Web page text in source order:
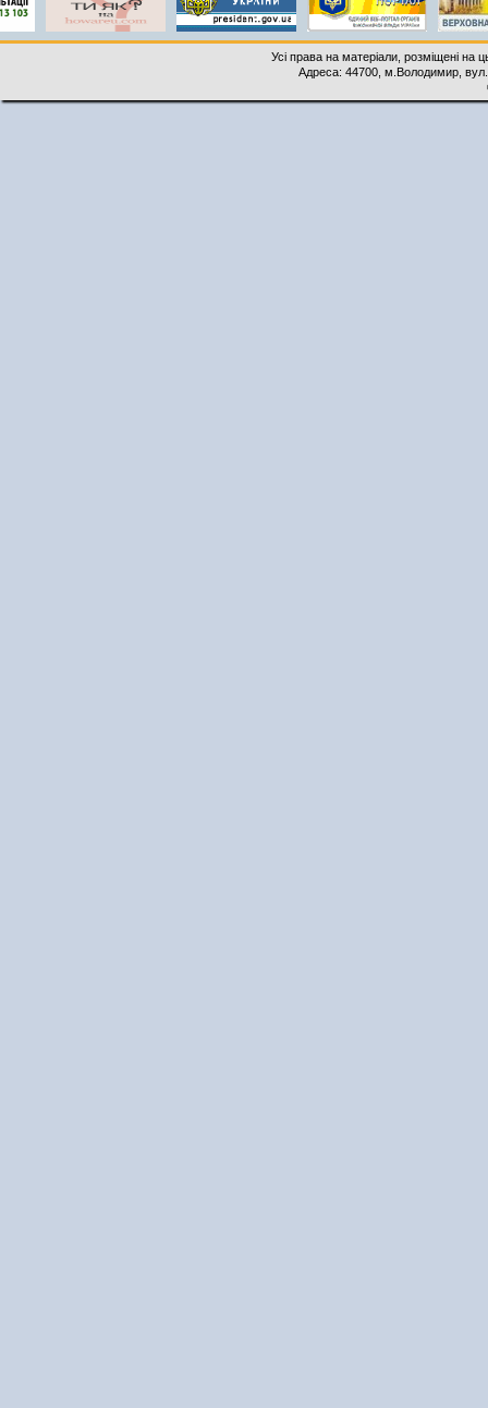
Усі права на матеріали, розміщені на
Адреса: 44700, м.Володимир,